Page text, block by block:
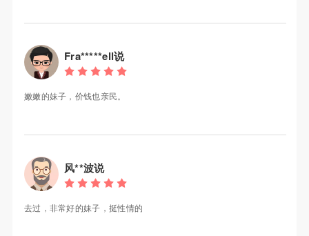
Fra*****ell说
嫩嫩的妹子，价钱也亲民。
风**波说
去过，非常好的妹子，挺性情的